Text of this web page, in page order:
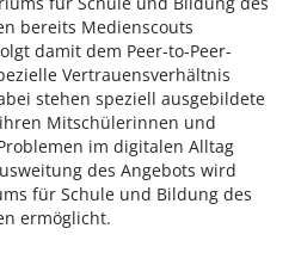
bereits Medienscouts
damit dem Peer-to-Peer-
Vertrauensverhältnis
stehen speziell ausgebildete
Mitschülerinnen und
im digitalen Alltag
des Angebots wird
für Schule und Bildung des
ermöglicht.